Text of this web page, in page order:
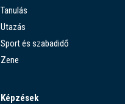
Tanulás
Utazás
Sport és szabadidő
Zene
Képzések